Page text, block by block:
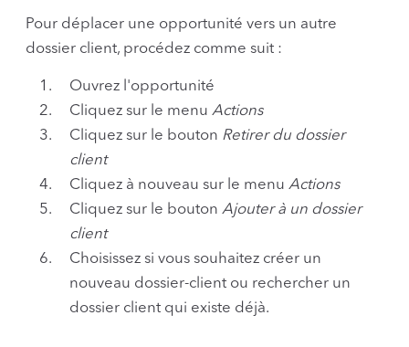
Pour déplacer une opportunité vers un autre
dossier client, procédez comme suit :
Ouvrez l'opportunité
Cliquez sur le menu Actions
Cliquez sur le bouton Retirer du dossier
client
Cliquez à nouveau sur le menu Actions
Cliquez sur le bouton Ajouter à un dossier
client
Choisissez si vous souhaitez créer un
nouveau dossier-client ou rechercher un
dossier client qui existe déjà.